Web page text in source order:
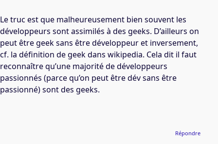
Le truc est que malheureusement bien souvent les
développeurs sont assimilés à des geeks. D’ailleurs on
peut être geek sans être développeur et inversement,
cf. la définition de geek dans wikipedia. Cela dit il faut
reconnaître qu’une majorité de développeurs
passionnés (parce qu’on peut être dév sans être
passionné) sont des geeks.
Répondre